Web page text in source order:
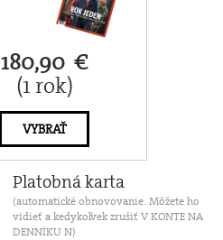
180,90 €
(1 rok)
VYBRAŤ
Platobná karta
(automatické obnovovanie. Môžete ho
vidieť a kedykoľvek zrušiť V KONTE NA
DENNÍKU N)